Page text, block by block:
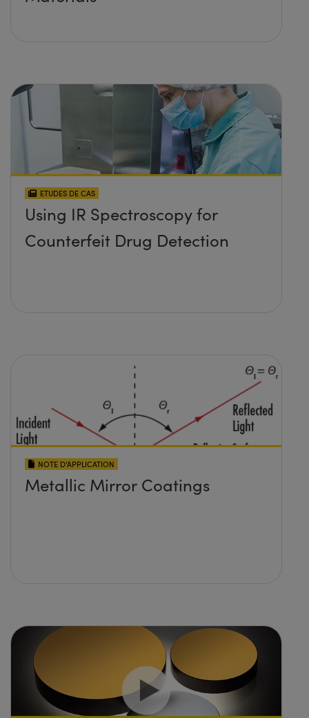
ETUDES DE CAS
Using IR Spectroscopy for
Counterfeit Drug Detection
NOTE D’APPLICATION
Metallic Mirror Coatings